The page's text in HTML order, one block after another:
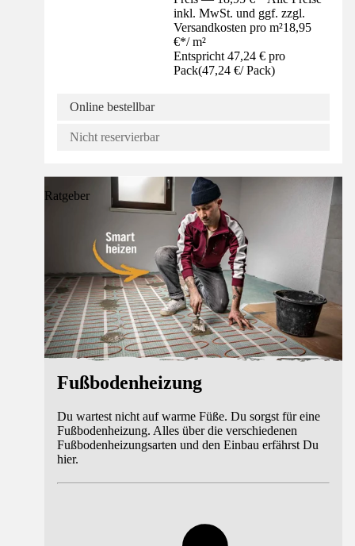
inkl. MwSt. und ggf. zzgl.
Versandkosten pro m²18,95
€*/ m²
Entspricht 47,24 € pro
Pack(47,24 €/ Pack)
Online bestellbar
Nicht reservierbar
Ratgeber
Fußbodenheizung
Du wartest nicht auf warme Füße. Du sorgst für eine
Fußbodenheizung. Alles über die verschiedenen
Fußbodenheizungsarten und den Einbau erfährst Du
hier.